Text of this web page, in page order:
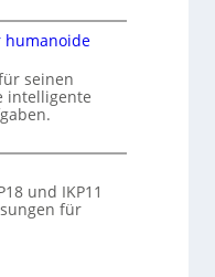
humanoide
seinen
intelligente
und IKP11
für